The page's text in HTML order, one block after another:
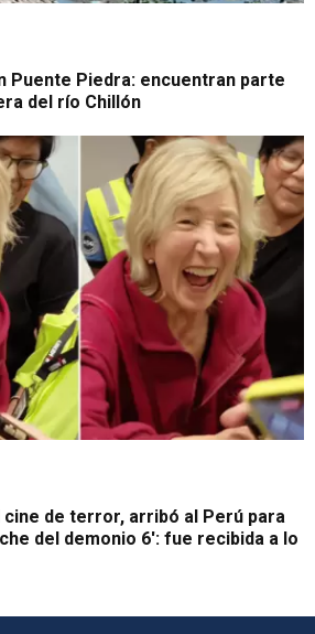
Puente Piedra: encuentran parte
del río Chillón
cine de terror, arribó al Perú para
del demonio 6': fue recibida a lo